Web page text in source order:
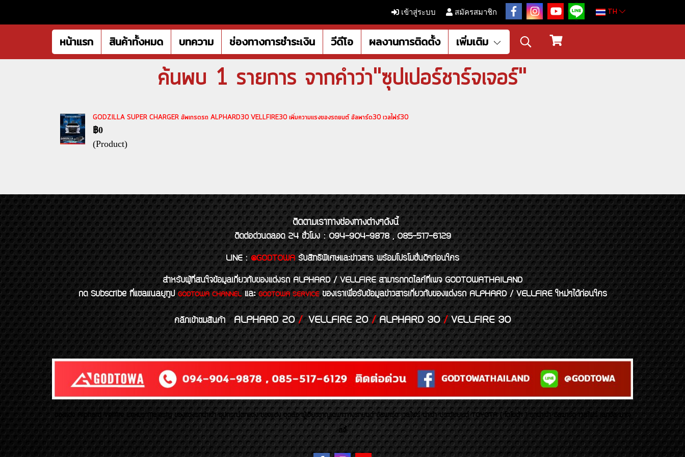
เข้าสู่ระบบ สมัครสมาชิก TH
หน้าแรก สินค้าทั้งหมด บทความ ช่องทางการชำระเงิน วีดีโอ ผลงานการติดตั้ง เพิ่มเติม
ค้นพบ 1 รายการ จากคำว่า"ซุปเปอร์ชาร์จเจอร์"
GODZILLA SUPER CHARGER อัพเกรดรถ ALPHARD30 VELLFIRE30 เพิ่มความแรงของรถยนต์ อัลพาร์ด30 เวลไฟร์30
฿0
(Product)
ติดตามเราทางช่องทางต่างๆดังนี้
ติดต่อด่วนตลอด 24 ชั่วโมง : 094-904-9878 , 085-517-6129
LINE : @GODTOWA รับสิทธิพิเศษและข่าวสาร พร้อมโปรโมชั่นดีๆก่อนใคร
สำหรับผู้ที่สนใจข้อมูลเกี่ยวกับของแต่งรถ ALPHARD / VELLFIRE สามารถกดไลค์ที่เพจ GODTOWATHAILAND
กด Subscribe ที่แชลแนลยูทูปGODTOWA CHANNELและGODTOWA SERVICEของเราเพื่อรับข้อมูลข่าวสารเกี่ยวกับของแต่งรถ ALPHARD / VELLFIRE ใหม่ๆได้ก่อนใคร
คลิกเข้าชมสินค้า ALPHARD 20/VELLFIRE 20/ALPHARD 30/VELLFIRE 30
ของเเต่ง Alphard Vellfire Lexus Majesty ของเเต่งรถนำเข้า อุปกรณ์ตกแต่ง ของแต่ง ชุดล้อ ผู้เชี่ยวชาญเฉพาะทางรถยนต์ อัลพาร์ด เวลไฟร์ นำเข้า ประดับยนต์ TOYOTA ( โตโยต้า ) รถนำเข้า อัลพาร์ด เวลไฟร์ เลกซัส มาเจ
สตี้